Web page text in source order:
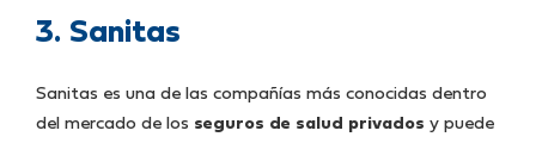
3. Sanitas
Sanitas es una de las compañías más conocidas dentro
del mercado de los seguros de salud privados y puede